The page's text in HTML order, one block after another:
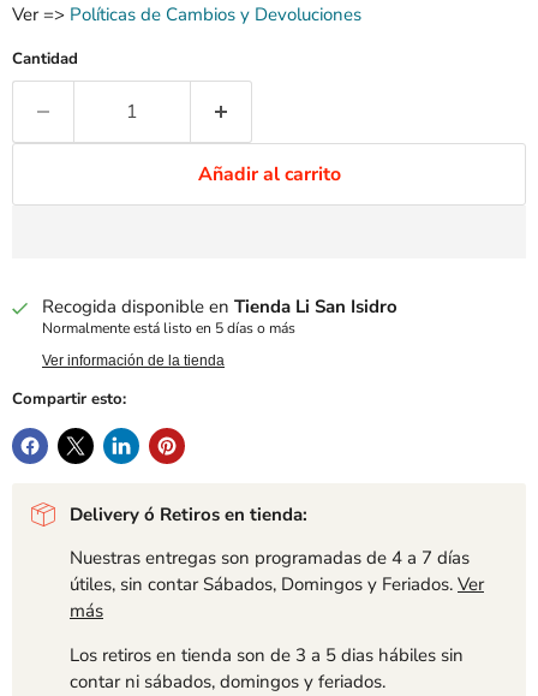
Ver => Políticas de Cambios y Devoluciones
Cantidad
Añadir al carrito
Recogida disponible en Tienda Li San Isidro
Normalmente está listo en 5 días o más
Ver información de la tienda
Compartir esto:
Delivery ó Retiros en tienda:
Nuestras entregas son programadas de 4 a 7 días
útiles, sin contar Sábados, Domingos y Feriados. Ver
más
Los retiros en tienda son de 3 a 5 dias hábiles sin
contar ni sábados, domingos y feriados.